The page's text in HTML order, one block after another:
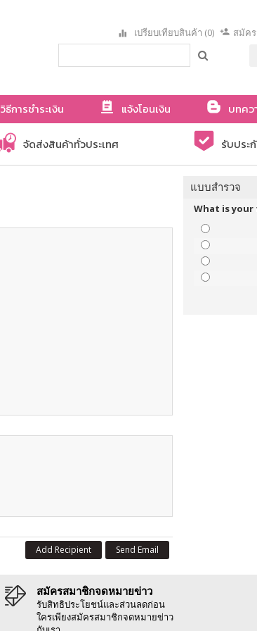
เปรียบเทียบสินค้า (0) สมัค
วิธีการชำระเงิน แจ้งโอนเงิน
บทคว
จัดส่งสินค้าทั่วประเทศ รับประ
Send Email
Add Recipient
แบบสำรวจ
What is
สมัครสมาชิกจดหมายข่าว
รับสิทธิประโยชน์และส่วนลดก่อน
ใครเพียงสมัครสมาชิกจดหมายข่าว